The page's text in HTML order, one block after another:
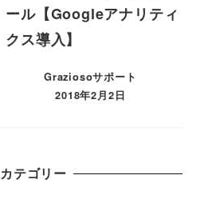
ール【Googleアナリティ
クス導入】
Graziosoサポート
2018年2月2日
カテゴリー